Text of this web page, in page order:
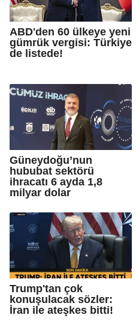
ABD'den 60 ülkeye yeni
gümrük vergisi: Türkiye
de listede!
Güneydoğu’nun
hububat sektörü
ihracatı 6 ayda 1,8
milyar dolar
Trump'tan çok
konuşulacak sözler:
İran ile ateşkes bitti!